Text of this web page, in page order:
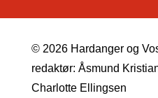
© 2026 Hardanger og
redaktør: Åsmund
Charlotte Ellingsen